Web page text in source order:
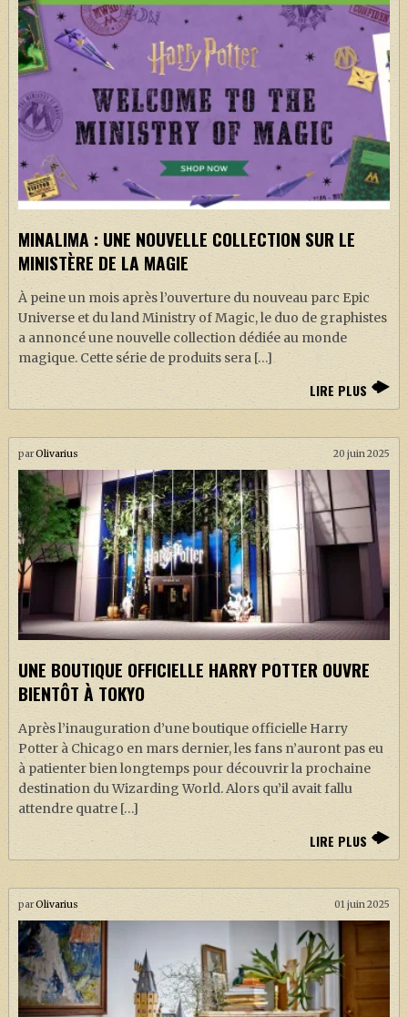
MINALIMA : UNE NOUVELLE COLLECTION SUR LE
MINISTÈRE DE LA MAGIE
À peine un mois après l’ouverture du nouveau parc Epic
Universe et du land Ministry of Magic, le duo de graphistes
a annoncé une nouvelle collection dédiée au monde
magique. Cette série de produits sera […]
LIRE PLUS
parOlivarius 20 juin 2025
UNE BOUTIQUE OFFICIELLE HARRY POTTER OUVRE
BIENTÔT À TOKYO
Après l’inauguration d’une boutique officielle Harry
Potter à Chicago en mars dernier, les fans n’auront pas eu
à patienter bien longtemps pour découvrir la prochaine
destination du Wizarding World. Alors qu’il avait fallu
attendre quatre […]
LIRE PLUS
parOlivarius 01 juin 2025